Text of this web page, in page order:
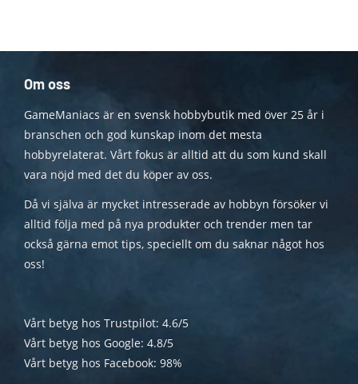
Om oss
GameManiacs är en svensk hobbybutik med över 25 år i
branschen och god kunskap inom det mesta
hobbyrelaterat. Vårt fokus är alltid att du som kund skall
vara nöjd med det du köper av oss.
Då vi själva är mycket intresserade av hobbyn försöker vi
alltid följa med på nya produkter och trender men tar
också gärna emot tips, speciellt om du saknar något hos
oss!
Vårt betyg hos Trustpilot: 4.6/5
Vårt betyg hos Google: 4.8/5
Vårt betyg hos Facebook: 98%